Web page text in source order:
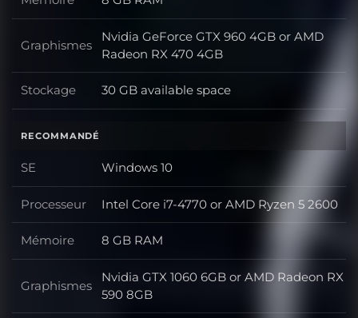
Mémoire
Graphismes Graphismes
Nvidia GeForce GTX 960 4GB or AMD
Radeon RX 470 4GB
Stockage Stockage
30 GB available space
RECOMMANDÉ
SE SE
Windows 10
Processeur Processeur
Intel Core i7-4770 or AMD Ryzen 5 2600
Mémoire Mémoire
8 GB RAM
Graphismes Graphismes
Nvidia GTX 1060 6GB or AMD Radeon RX
590 8GB